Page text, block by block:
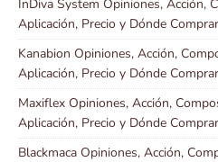
InDiva System Opiniones, Acción,
Aplicación, Precio y Dónde Comprar
Kanabion Opiniones, Acción,
Aplicación, Precio y Dónde Comprar
Maxiflex Opiniones, Acción,
Aplicación, Precio y Dónde Comprar
Blackmaca Opiniones, Acción,